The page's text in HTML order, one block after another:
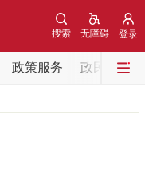
登录
无障碍
搜索
政策服务 政民互动